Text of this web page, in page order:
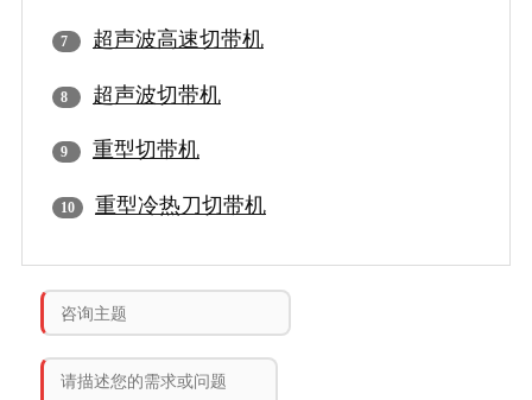
超声波高速切带机
超声波切带机
重型切带机
重型冷热刀切带机